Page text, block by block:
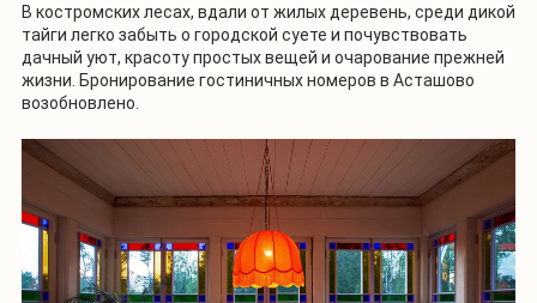
В костромских лесах, вдали от жилых деревень, среди дикой
тайги легко забыть о городской суете и почувствовать
дачный уют, красоту простых вещей и очарование прежней
жизни. Бронирование гостиничных номеров в Асташово
возобновлено.